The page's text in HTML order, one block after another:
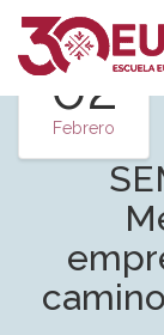
02
Febrero